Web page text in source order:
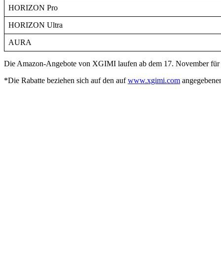
HORIZON Pro
HORIZON Ultra
AURA
Die Amazon-Angebote von XGIMI laufen ab dem 17. November
*Die Rabatte beziehen sich auf den aufwww.xgimi.com